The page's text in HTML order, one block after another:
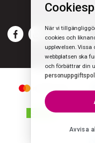
När vi
cookies och
upplevelsen.
webbplatsen ska
och förbättrar din
Avvisa